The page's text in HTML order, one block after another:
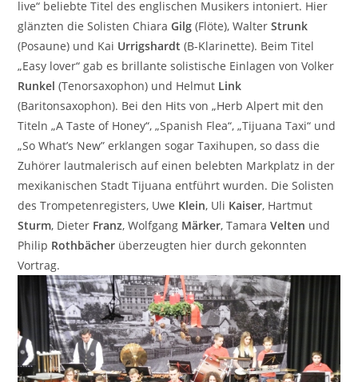
live“ beliebte Titel des englischen Musikers intoniert. Hier
glänzten die Solisten ChiaraGilg (Flöte), WalterStrunk
(Posaune) und Kai Urrigshardt (B-Klarinette). Beim Titel
„Easy lover“ gab es brillante solistische Einlagen von Volker
Runkel (Tenorsaxophon) und Helmut Link
(Baritonsaxophon). Bei den Hits von „Herb Alpert mit den
Titeln „A Taste of Honey“, „Spanish Flea“, „Tijuana Taxi“ und
„So What’s New” erklangen sogar Taxihupen, so dass die
Zuhörer lautmalerisch auf einen belebten Markplatz in der
mexikanischen Stadt Tijuana entführt wurden. Die Solisten
des Trompetenregisters, Uwe Klein, Uli Kaiser, Hartmut
Sturm, Dieter Franz, Wolfgang Märker, TamaraVelten und
Philip Rothbächer überzeugten hier durch gekonnten
Vortrag.